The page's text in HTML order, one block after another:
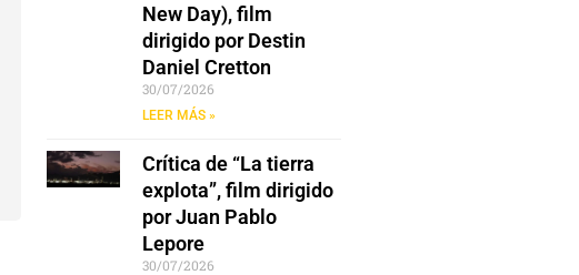
New Day), film
dirigido por Destin
Daniel Cretton
30/07/2026
LEER MÁS »
Crítica de “La tierra
explota”, film dirigido
por Juan Pablo
Lepore
30/07/2026